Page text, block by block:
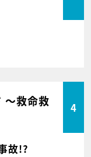
～救命救
4
故!?